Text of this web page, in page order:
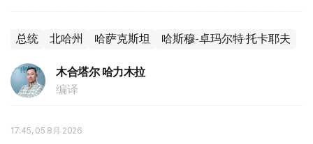
总统 北哈州 哈萨克斯坦 哈斯穆-卓玛尔特·托卡耶夫
木合塔尔 哈力木拉
编译
17:45, 05 8月 2026